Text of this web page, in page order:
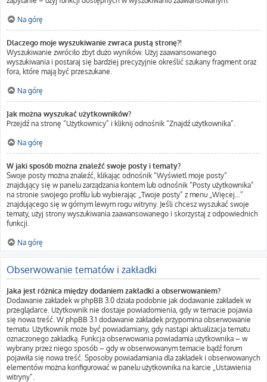
Na górę
Dlaczego moje wyszukiwanie zwraca pustą stronę?!
Wyszukiwanie zwróciło zbyt dużo wyników. Użyj zaawansowanego
wyszukiwania i postaraj się bardziej precyzyjnie określić szukany fragment oraz
fora, które mają być przeszukane.
Na górę
Jak można wyszukać użytkowników?
Przejdź na stronę “Użytkownicy” i kliknij odnośnik “Znajdź użytkownika”.
Na górę
W jaki sposób można znaleźć swoje posty i tematy?
Swoje posty można znaleźć, klikając odnośnik “Wyświetl moje posty”
znajdujący się w panelu zarządzania kontem lub odnośnik “Posty użytkownika”
na stronie swojego profilu lub wybierając „Twoje posty” z menu „Więcej…”
znajdującego się w górnym lewym rogu witryny. Jeśli chcesz wyszukać swoje
tematy, użyj strony wyszukiwania zaawansowanego i skorzystaj z odpowiednich
funkcji.
Na górę
Obserwowanie tematów i zakładki
Jaka jest różnica między dodaniem zakładki a obserwowaniem?
Dodawanie zakładek w phpBB 3.0 działa podobnie jak dodawanie zakładek w
przeglądarce. Użytkownik nie dostaje powiadomienia, gdy w temacie pojawia
się nowa treść. W phpBB 3.1 dodawanie zakładek przypomina obserwowanie
tematu. Użytkownik może być powiadamiany, gdy nastąpi aktualizacja tematu
oznaczonego zakładką. Funkcja obserwowania powiadamia użytkownika – w
wybrany przez niego sposób – gdy w obserwowanym temacie bądź forum
pojawiła się nowa treść. Sposoby powiadamiania dla zakładek i obserwowanych
elementów można konfigurować w panelu użytkownika na karcie „Ustawienia
witryny”.